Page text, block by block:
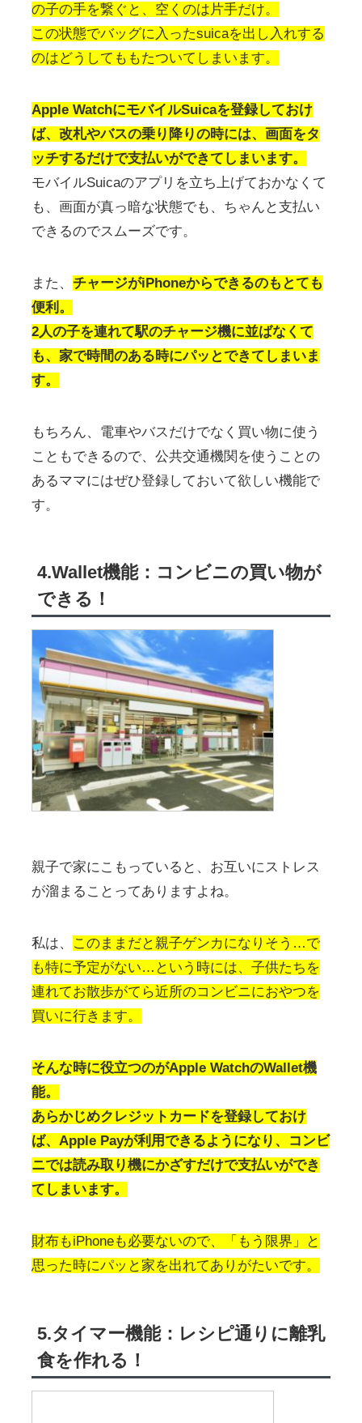
の子の手を繋ぐと、空くのは片手だけ。
この状態でバッグに入ったsuicaを出し入れする
のはどうしてももたついてしまいます。
Apple WatchにモバイルSuicaを登録しておけ
ば、改札やバスの乗り降りの時には、画面をタ
ッチするだけで支払いができてしまいます。
モバイルSuicaのアプリを立ち上げておかなくて
も、画面が真っ暗な状態でも、ちゃんと支払い
できるのでスムーズです。
また、 チャージがiPhoneからできるのもとても
便利。
2人の子を連れて駅のチャージ機に並ばなくて
も、家で時間のある時にパッとできてしまいま
す。
もちろん、電車やバスだけでなく買い物に使う
こともできるので、公共交通機関を使うことの
あるママにはぜひ登録しておいて欲しい機能で
す。
4.Wallet機能：コンビニの買い物が
できる！
親子で家にこもっていると、お互いにストレス
が溜まることってありますよね。
私は、
このままだと親子ゲンカになりそう…で
も特に予定がない…という時には、子供たちを
連れてお散歩がてら近所のコンビニにおやつを
買いに行きます。
そんな時に役立つのがApple WatchのWallet機
能。
あらかじめクレジットカードを登録しておけ
ば、Apple Payが利用できるようになり、コンビ
ニでは読み取り機にかざすだけで支払いができ
てしまいます。
財布もiPhoneも必要ないので、「もう限界」と
思った時にパッと家を出れてありがたいです。
5.タイマー機能：レシピ通りに離乳
食を作れる！